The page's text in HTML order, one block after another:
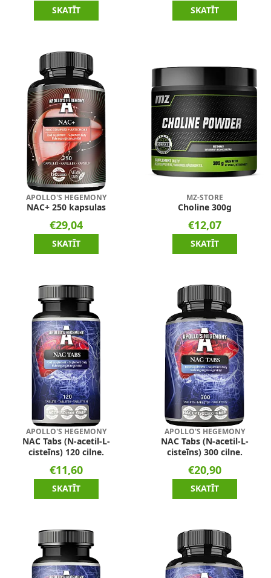
SKATĪT SKATĪT
APOLLO'S HEGEMONY
NAC+ 250 kapsulas
€29,04
SKATĪT
MZ-STORE
Choline 300g
€12,07
SKATĪT
APOLLO'S HEGEMONY
NAC Tabs (N-acetil-L-
cisteīns) 120 cilne.
€11,60
SKATĪT
APOLLO'S HEGEMONY
NAC Tabs (N-acetil-L-
cisteīns) 300 cilne.
€20,90
SKATĪT